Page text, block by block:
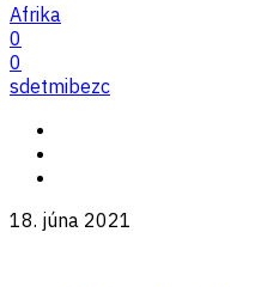
Afrika
0
0
sdetmibezc
18. júna 2021